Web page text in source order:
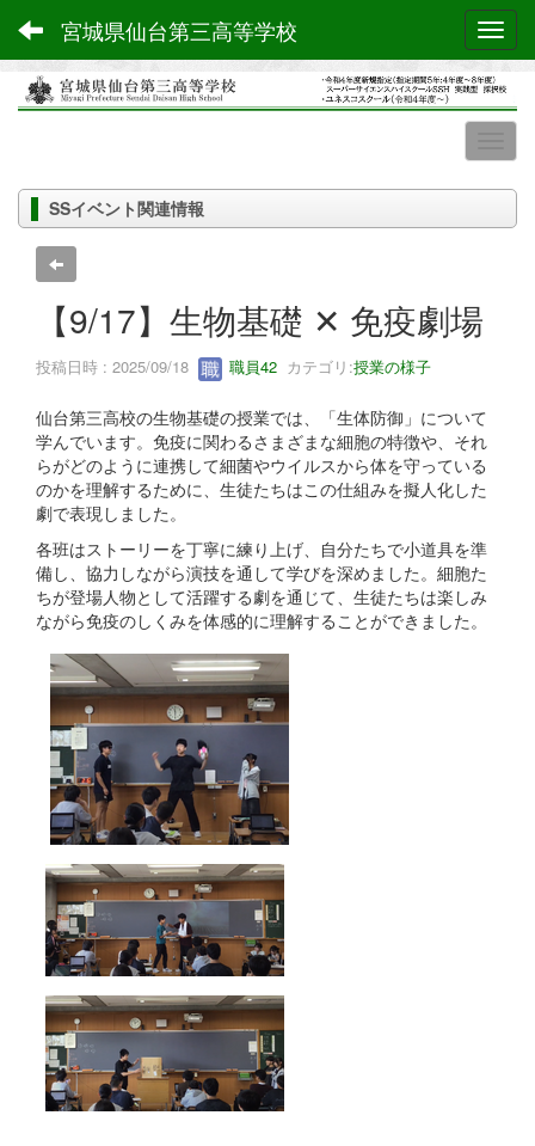
宮城県仙台第三高等学校
SSイベント関連情報
【9/17】生物基礎 ✕ 免疫劇場
投稿日時 : 2025/09/18 職員42 カテゴリ:授業の様子
仙台第三高校の生物基礎の授業では、「生体防御」について
学んでいます。免疫に関わるさまざまな細胞の特徴や、それ
らがどのように連携して細菌やウイルスから体を守っている
のかを理解するために、生徒たちはこの仕組みを擬人化した
劇で表現しました。
各班はストーリーを丁寧に練り上げ、自分たちで小道具を準
備し、協力しながら演技を通して学びを深めました。細胞た
ちが登場人物として活躍する劇を通じて、生徒たちは楽しみ
ながら免疫のしくみを体感的に理解することができました。